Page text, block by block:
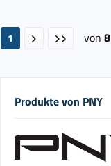
1 von 8
Produkte von PNY